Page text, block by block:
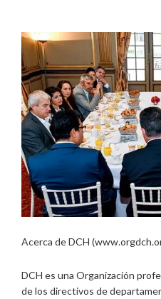
Acerca de DCH
DCH es una Organización
de los directivos de